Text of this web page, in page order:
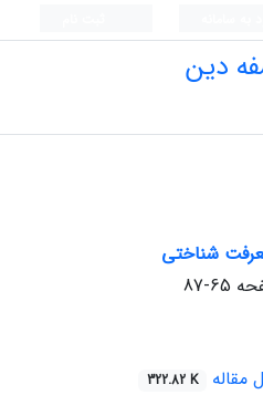
دین
شناختی
65-87
مقاله 322.82 K